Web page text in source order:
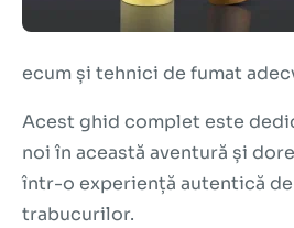
ecum și tehnici de fumat
Acest ghid complet este
noi în această aventură și
într-o experiență autentică de
trabucurilor.